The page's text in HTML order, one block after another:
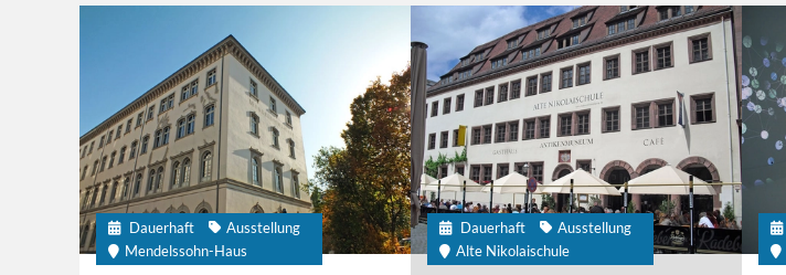
Dauerhaft
Ausstellung
Mendelssohn-Haus
Dauerhaft
Ausstellung
Alte Nikolaischule